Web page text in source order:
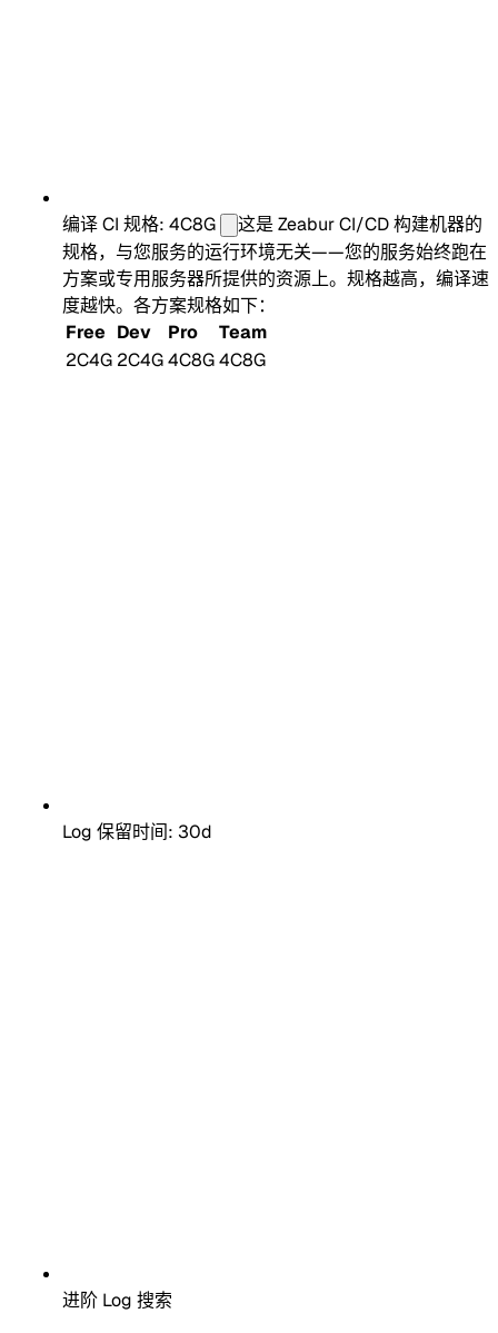
编译 CI 规格: 4C8G
这是 Zeabur CI/CD 构建机器的
规格，与您服务的运行环境无关——您的服务始终跑在
方案或专用服务器所提供的资源上。规格越高，编译速
度越快。各方案规格如下：
Free Dev Pro
Team
2C4G 2C4G4C8G4C8G
Log 保留时间: 30d
进阶 Log 搜索